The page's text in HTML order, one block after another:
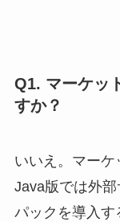
Q1. マーケッ
すか？
いいえ。マーケ
Java版では外
パックを導入す